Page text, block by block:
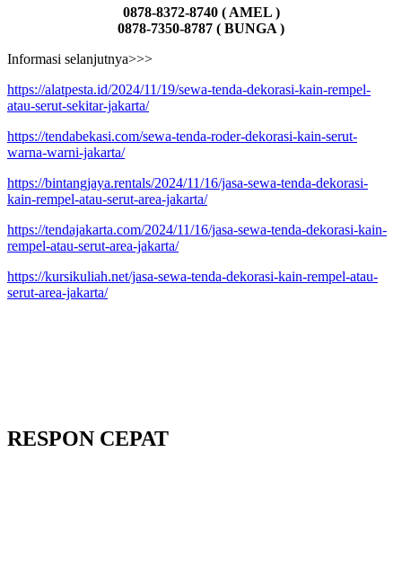
0878-8372-8740 ( AMEL )
0878-7350-8787 ( BUNGA )
Informasi selanjutnya>>>
https://alatpesta.id/2024/11/19/sewa-tenda-dekorasi-kain-rempel-
atau-serut-sekitar-jakarta/
https://tendabekasi.com/sewa-tenda-roder-dekorasi-kain-serut-
warna-warni-jakarta/
https://bintangjaya.rentals/2024/11/16/jasa-sewa-tenda-dekorasi-
kain-rempel-atau-serut-area-jakarta/
https://tendajakarta.com/2024/11/16/jasa-sewa-tenda-dekorasi-kain-
rempel-atau-serut-area-jakarta/
https://kursikuliah.net/jasa-sewa-tenda-dekorasi-kain-rempel-atau-
serut-area-jakarta/
RESPON CEPAT